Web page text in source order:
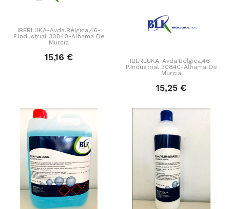
IBERLUKA-Avda.Bélgica,46-
P.Industrial 30840-Alhama De
Murcia
15,16 €
IBERLUKA-Avda.Bélgica,46-
P.Industrial 30840-Alhama De
Murcia
15,25 €